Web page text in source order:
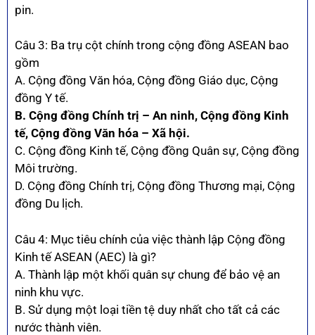
pin.
Câu 3: Ba trụ cột chính trong cộng đồng ASEAN bao
gồm
A. Cộng đồng Văn hóa, Cộng đồng Giáo dục, Cộng
đồng Y tế.
B. Cộng đồng Chính trị – An ninh, Cộng đồng Kinh
tế, Cộng đồng Văn hóa – Xã hội.
C. Cộng đồng Kinh tế, Cộng đồng Quân sự, Cộng đồng
Môi trường.
D. Cộng đồng Chính trị, Cộng đồng Thương mại, Cộng
đồng Du lịch.
Câu 4: Mục tiêu chính của việc thành lập Cộng đồng
Kinh tế ASEAN (AEC) là gì?
A. Thành lập một khối quân sự chung để bảo vệ an
ninh khu vực.
B. Sử dụng một loại tiền tệ duy nhất cho tất cả các
nước thành viên.